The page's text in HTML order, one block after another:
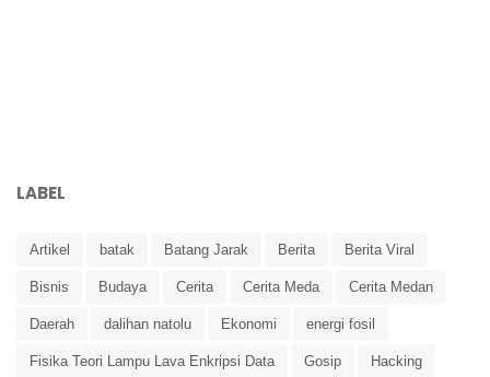
LABEL
Artikel batak Batang Jarak Berita Berita Viral
Bisnis Budaya Cerita Cerita Meda Cerita Medan
Daerah dalihan natolu Ekonomi energi fosil
Fisika Teori Lampu Lava Enkripsi Data Gosip Hacking